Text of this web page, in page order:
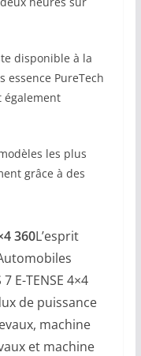
disponible à la
essence PureTech
également
les plus
grâce à des
360L’esprit
E-TENSE 4×4
de puissance
machine
et machine